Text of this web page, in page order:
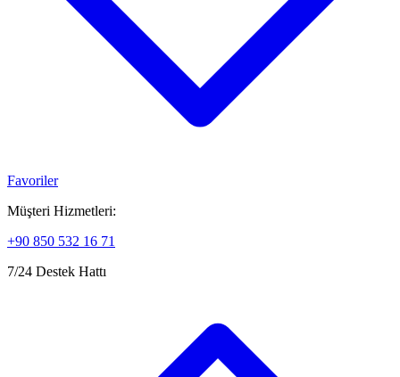
Favoriler
Müşteri Hizmetleri:
+90 850 532 16 71
7/24 Destek Hattı